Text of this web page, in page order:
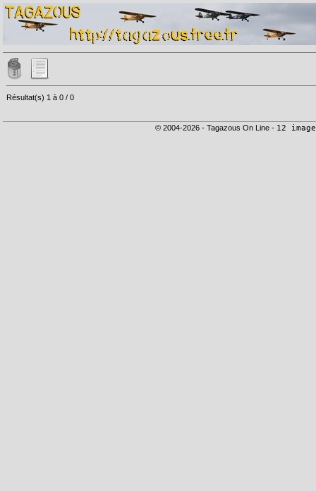
Résultat(s) 1 à 0 / 0
© 2004-2026 - Tagazous On Line - 12